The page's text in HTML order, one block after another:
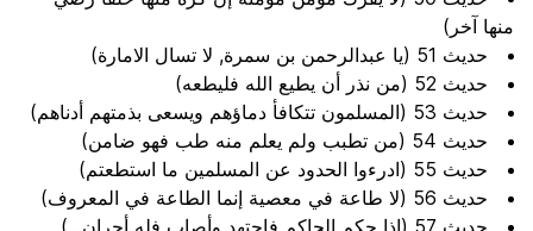
منها آخر)
حديث 51 (يا عبدالرحمن بن سمرة, لا تسال الامارة)
حديث 52 (من نذر أن يطيع الله فليطعه)
حديث 53 (المسلمون تتكافأ دماؤهم ويسعى بذمتهم أدناهم)
حديث 54 (من تطبب ولم يعلم منه طب فهو ضامن)
حديث 55 (ادرءوا الحدود عن المسلمين ما استطعتم)
حديث 56 (لا طاعة في معصية إنما الطاعة في المعروف)
حديث 57 (إذا حكم الحاكم فاجتهد وأصاب فله أجران...)